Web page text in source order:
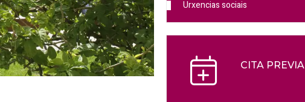
Urxencias sociais
CITA PREVIA